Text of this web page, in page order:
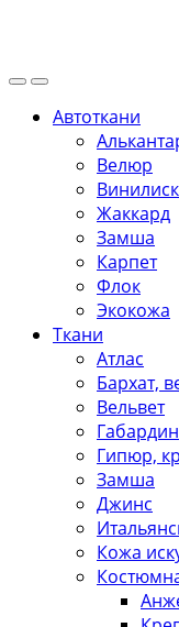
Автоткани
Велюр
Жаккард
Замша
Карпет
Флок
Экокожа
Ткани
Атлас
Бархат,
Вельвет
Габардин
Гипюр,
Замша
Джинс
Кожа